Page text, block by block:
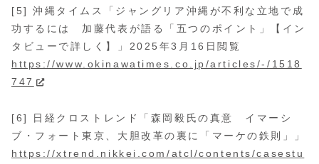
[5] 沖縄タイムス「ジャングリア沖縄が不利な立地で成
功するには 加藤代表が語る「五つのポイント」【イン
タビューで詳しく】」2025年3月16日閲覧
https://www.okinawatimes.co.jp/articles/-/1518
747
[6] 日経クロストレンド「森岡毅氏の真意 イマーシ
ブ・フォート東京、大胆改革の裏に「マーケの鉄則」」
https://xtrend.nikkei.com/atcl/contents/casestu